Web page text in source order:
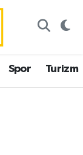
Spor Turizm